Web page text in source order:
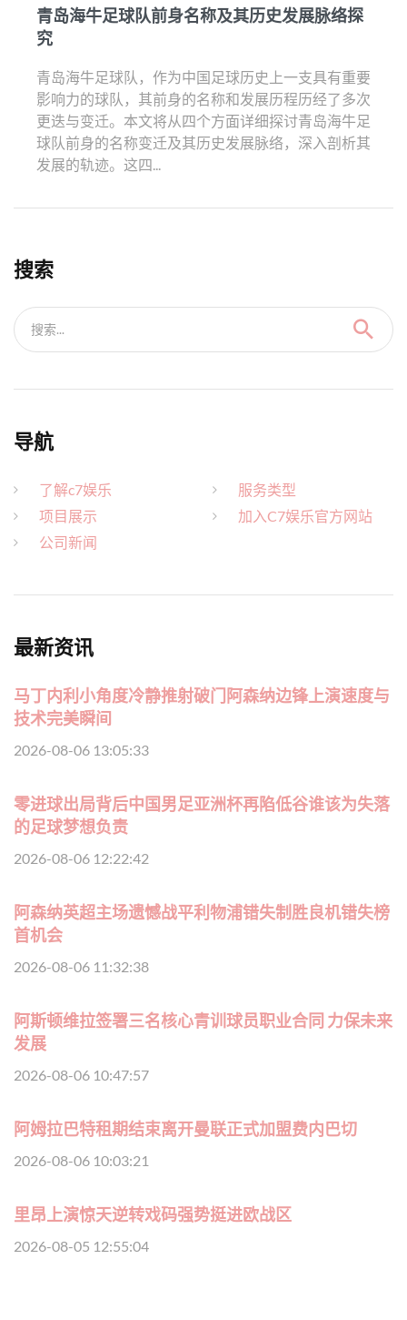
青岛海牛足球队前身名称及其历史发展脉络探
究
青岛海牛足球队，作为中国足球历史上一支具有重要
影响力的球队，其前身的名称和发展历程历经了多次
更迭与变迁。本文将从四个方面详细探讨青岛海牛足
球队前身的名称变迁及其历史发展脉络，深入剖析其
发展的轨迹。这四...
搜索
搜索...
导航
了解c7娱乐
项目展示
公司新闻
服务类型
加入C7娱乐官方网站
最新资讯
马丁内利小角度冷静推射破门阿森纳边锋上演速度与
技术完美瞬间
2026-08-06 13:05:33
零进球出局背后中国男足亚洲杯再陷低谷谁该为失落
的足球梦想负责
2026-08-06 12:22:42
阿森纳英超主场遗憾战平利物浦错失制胜良机错失榜
首机会
2026-08-06 11:32:38
阿斯顿维拉签署三名核心青训球员职业合同 力保未来
发展
2026-08-06 10:47:57
阿姆拉巴特租期结束离开曼联正式加盟费内巴切
2026-08-06 10:03:21
里昂上演惊天逆转戏码强势挺进欧战区
2026-08-05 12:55:04